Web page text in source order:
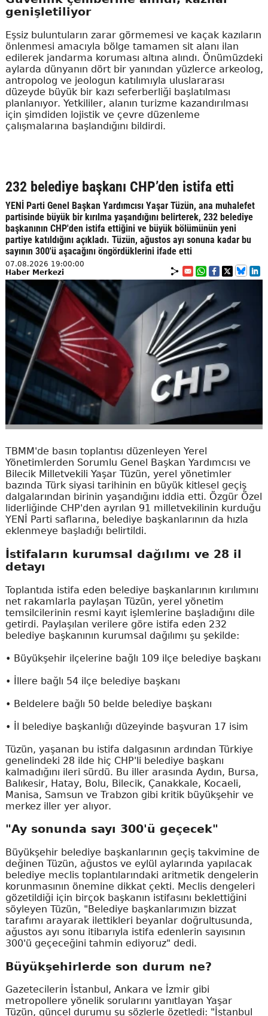
genişletiliyor
Eşsiz buluntuların zarar görmemesi ve kaçak kazıların
önlenmesi amacıyla bölge tamamen sit alanı ilan
edilerek jandarma koruması altına alındı. Önümüzdeki
aylarda dünyanın dört bir yanından yüzlerce arkeolog,
antropolog ve jeologun katılımıyla uluslararası
düzeyde büyük bir kazı seferberliği başlatılması
planlanıyor. Yetkililer, alanın turizme kazandırılması
için şimdiden lojistik ve çevre düzenleme
çalışmalarına başlandığını bildirdi.
232 belediye başkanı CHP’den istifa etti
YENİ Parti Genel Başkan Yardımcısı Yaşar Tüzün, ana muhalefet
partisinde büyük bir kırılma yaşandığını belirterek, 232 belediye
başkanının CHP'den istifa ettiğini ve büyük bölümünün yeni
partiye katıldığını açıkladı. Tüzün, ağustos ayı sonuna kadar bu
sayının 300'ü aşacağını öngördüklerini ifade etti
07.08.2026 19:00:00
Haber Merkezi
TBMM'de basın toplantısı düzenleyen Yerel
Yönetimlerden Sorumlu Genel Başkan Yardımcısı ve
Bilecik Milletvekili Yaşar Tüzün, yerel yönetimler
bazında Türk siyasi tarihinin en büyük kitlesel geçiş
dalgalarından birinin yaşandığını iddia etti. Özgür Özel
liderliğinde CHP'den ayrılan 91 milletvekilinin kurduğu
YENİ Parti saflarına, belediye başkanlarının da hızla
eklenmeye başladığı belirtildi.
İstifaların kurumsal dağılımı ve 28 il
detayı
Toplantıda istifa eden belediye başkanlarının kırılımını
net rakamlarla paylaşan Tüzün, yerel yönetim
temsilcilerinin resmi kayıt işlemlerine başladığını dile
getirdi. Paylaşılan verilere göre istifa eden 232
belediye başkanının kurumsal dağılımı şu şekilde:
• Büyükşehir ilçelerine bağlı 109 ilçe belediye başkanı
• İllere bağlı 54 ilçe belediye başkanı
• Beldelere bağlı 50 belde belediye başkanı
• İl belediye başkanlığı düzeyinde başvuran 17 isim
Tüzün, yaşanan bu istifa dalgasının ardından Türkiye
genelindeki 28 ilde hiç CHP'li belediye başkanı
kalmadığını ileri sürdü. Bu iller arasında Aydın, Bursa,
Balıkesir, Hatay, Bolu, Bilecik, Çanakkale, Kocaeli,
Manisa, Samsun ve Trabzon gibi kritik büyükşehir ve
merkez iller yer alıyor.
"Ay sonunda sayı 300'ü geçecek"
Büyükşehir belediye başkanlarının geçiş takvimine de
değinen Tüzün, ağustos ve eylül aylarında yapılacak
belediye meclis toplantılarındaki aritmetik dengelerin
korunmasının önemine dikkat çekti. Meclis dengeleri
gözetildiği için birçok başkanın istifasını beklettiğini
söyleyen Tüzün, "Belediye başkanlarımızın bizzat
tarafımı arayarak ilettikleri beyanlar doğrultusunda,
ağustos ayı sonu itibarıyla istifa edenlerin sayısının
300'ü geçeceğini tahmin ediyoruz" dedi.
Büyükşehirlerde son durum ne?
Gazetecilerin İstanbul, Ankara ve İzmir gibi
metropollere yönelik sorularını yanıtlayan Yaşar
Tüzün, güncel durumu şu sözlerle özetledi: "İstanbul